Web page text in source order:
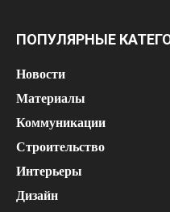
ПОПУЛЯРНЫЕ
Новости
Материалы
Коммуникации
Строительство
Интерьеры
Дизайн